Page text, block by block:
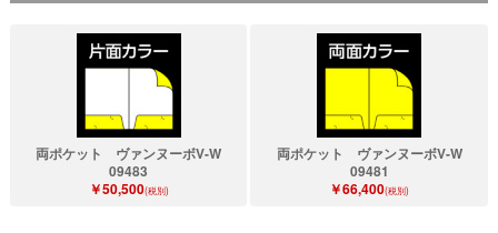
両ポケット ヴァンヌーボV-W
09483
￥50,500(税別)
両ポケット ヴァンヌーボV-W
09481
￥66,400(税別)